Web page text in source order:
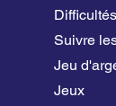
Suivre
Jeu
Jeux